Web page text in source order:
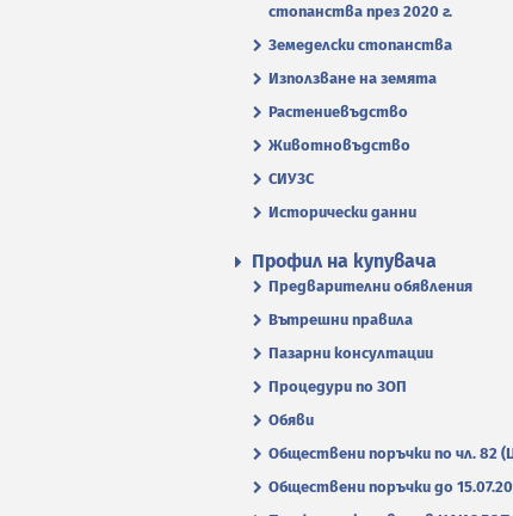
стопанства през 2020 г.
Земеделски стопанства
Използване на земята
Растениевъдство
Животновъдство
СИУЗС
Исторически данни
Профил на купувача
Предварителни обявления
Вътрешни правила
Пазарни консултации
Процедури по ЗОП
Обяви
Обществени поръчки по чл. 82
Обществени поръчки до